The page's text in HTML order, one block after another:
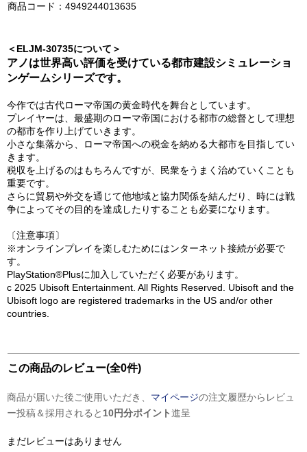
商品コード：4949244013635
＜ELJM-30735について＞
アノは世界高い評価を受けている都市建設シミュレーショ
ンゲームシリーズです。
今作では古代ローマ帝国の黄金時代を舞台としています。
プレイヤーは、最盛期のローマ帝国における都市の総督として理想
の都市を作り上げていきます。
小さな集落から、ローマ帝国への税金を納める大都市を目指してい
きます。
税収を上げるのはもちろんですが、民衆をうまく治めていくことも
重要です。
さらに貿易や外交を通じて他地域と協力関係を結んだり、時には戦
争によってその目的を達成したりすることも必要になります。
〔注意事項〕
※オンラインプレイを楽しむためにはンターネット接続が必要で
す。
PlayStation®Plusに加入していただく必要があります。
c 2025 Ubisoft Entertainment. All Rights Reserved. Ubisoft and the
Ubisoft logo are registered trademarks in the US and/or other
countries.
この商品のレビュー(全0件)
商品が届いた後ご使用いただき、 マイページの注文履歴からレビュ
ー投稿＆採用されると 10円分ポイント進呈
まだレビューはありません